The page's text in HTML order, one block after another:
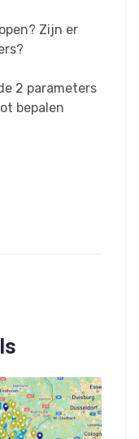
Zijn er
2 parameters
bepalen